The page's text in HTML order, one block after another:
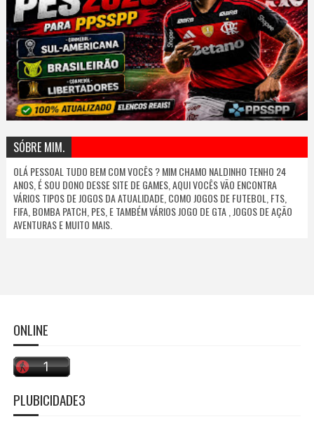
SÓBRE MIM.
OLÁ PESSOAL TUDO BEM COM VOCÊS ? MIM CHAMO NALDINHO TENHO 24
ANOS, É SOU DONO DESSE SITE DE GAMES, AQUI VOCÊS VÃO ENCONTRA
VÁRIOS TIPOS DE JOGOS DA ATUALIDADE, COMO JOGOS DE FUTEBOL, FTS,
FIFA, BOMBA PATCH, PES, E TAMBÉM VÁRIOS JOGO DE GTA , JOGOS DE AÇÃO
AVENTURAS E MUITO MAIS.
ONLINE
PLUBICIDADE3